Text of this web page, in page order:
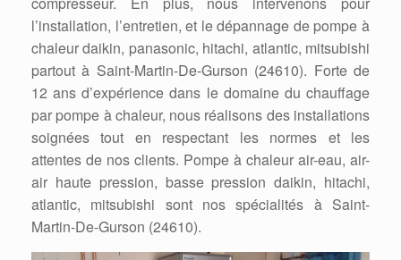
l’installation, l’entretien, et le dépannage de pompe à
chaleur daikin, panasonic, hitachi, atlantic, mitsubishi
partout à Saint-Martin-De-Gurson (24610). Forte de
12 ans d’expérience dans le domaine du chauffage
par pompe à chaleur, nous réalisons des installations
soignées tout en respectant les normes et les
attentes de nos clients. Pompe à chaleur air-eau, air-
air haute pression, basse pression daikin, hitachi,
atlantic, mitsubishi sont nos spécialités à Saint-
Martin-De-Gurson (24610).